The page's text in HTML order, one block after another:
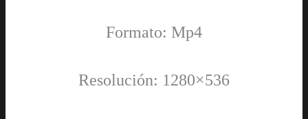
Formato: Mp4
Resolución: 1280×536